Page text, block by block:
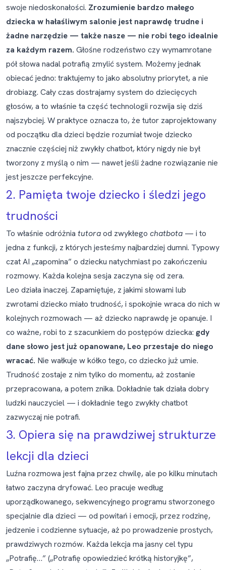
swoje niedoskonałości. Zrozumienie bardzo małego
dziecka w hałaśliwym salonie jest naprawdę trudne i
żadne narzędzie — także nasze — nie robi tego idealnie
za każdym razem. Głośne rodzeństwo czy wymamrotane
pół słowa nadal potrafią zmylić system. Możemy jednak
obiecać jedno: traktujemy to jako absolutny priorytet, a nie
drobiazg. Cały czas dostrajamy system do dziecięcych
głosów, a to właśnie ta część technologii rozwija się dziś
najszybciej. W praktyce oznacza to, że tutor zaprojektowany
od początku dla dzieci będzie rozumiał twoje dziecko
znacznie częściej niż zwykły chatbot, który nigdy nie był
tworzony z myślą o nim — nawet jeśli żadne rozwiązanie nie
jest jeszcze perfekcyjne.
2. Pamięta twoje dziecko i śledzi jego
trudności
To właśnie odróżnia tutoraod zwykłego chatbota — i to
jedna z funkcji, z których jesteśmy najbardziej dumni. Typowy
czat AI „zapomina” o dziecku natychmiast po zakończeniu
rozmowy. Każda kolejna sesja zaczyna się od zera.
Leo działa inaczej. Zapamiętuje, z jakimi słowami lub
zwrotami dziecko miało trudność, i spokojnie wraca do nich w
kolejnych rozmowach — aż dziecko naprawdę je opanuje. I
co ważne, robi to z szacunkiem do postępów dziecka: gdy
dane słowo jest już opanowane, Leo przestaje do niego
wracać. Nie wałkuje w kółko tego, co dziecko już umie.
Trudność zostaje z nim tylko do momentu, aż zostanie
przepracowana, a potem znika. Dokładnie tak działa dobry
ludzki nauczyciel — i dokładnie tego zwykły chatbot
zazwyczaj nie potrafi.
3. Opiera się na prawdziwej strukturze
lekcji dla dzieci
Luźna rozmowa jest fajna przez chwilę, ale po kilku minutach
łatwo zaczyna dryfować. Leo pracuje według
uporządkowanego, sekwencyjnego programu stworzonego
specjalnie dla dzieci — od powitań i emocji, przez rodzinę,
jedzenie i codzienne sytuacje, aż po prowadzenie prostych,
prawdziwych rozmów. Każda lekcja ma jasny cel typu
„Potrafię…” („Potrafię opowiedzieć krótką historyjkę”,